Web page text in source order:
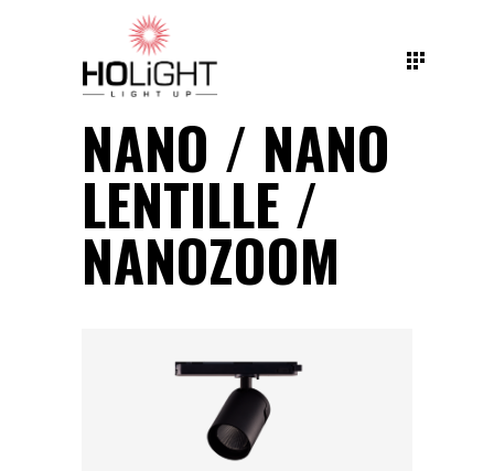
NANO / NANO
LENTILLE /
NANOZOOM